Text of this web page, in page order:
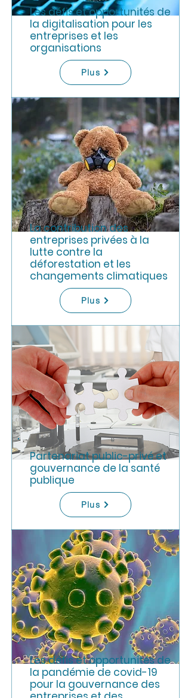
Les défis et opportunités de
la digitalisation pour les
entreprises et les
organisations
Plus
La contribution des
entreprises privées à la
lutte contre la
déforestation et les
changements climatiques
Plus
Partenariat public-privé et
gouvernance de la santé
publique
Plus
Les défis et opportunités de
la pandémie de covid-19
pour la gouvernance des